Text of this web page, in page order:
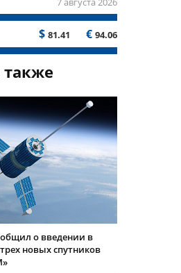
$ 81.41 € 94.06
также
о введении в
новых спутников